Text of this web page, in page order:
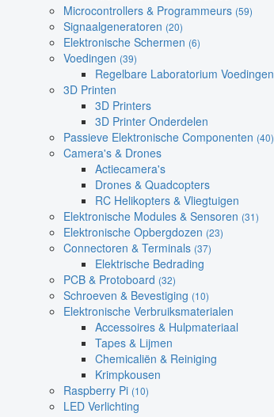
Microcontrollers & Programmeurs (59)
Signaalgeneratoren (20)
Elektronische Schermen (6)
Voedingen (39)
Regelbare Laboratorium Voedingen
3D Printen
3D Printers
3D Printer Onderdelen
Passieve Elektronische Componenten (40)
Camera's & Drones
Actiecamera's
Drones & Quadcopters
RC Helikopters & Vliegtuigen
Elektronische Modules & Sensoren (31)
Elektronische Opbergdozen (23)
Connectoren & Terminals (37)
Elektrische Bedrading
PCB & Protoboard (32)
Schroeven & Bevestiging (10)
Elektronische Verbruiksmaterialen
Accessoires & Hulpmateriaal
Tapes & Lijmen
Chemicaliën & Reiniging
Krimpkousen
Raspberry Pi (10)
LED Verlichting